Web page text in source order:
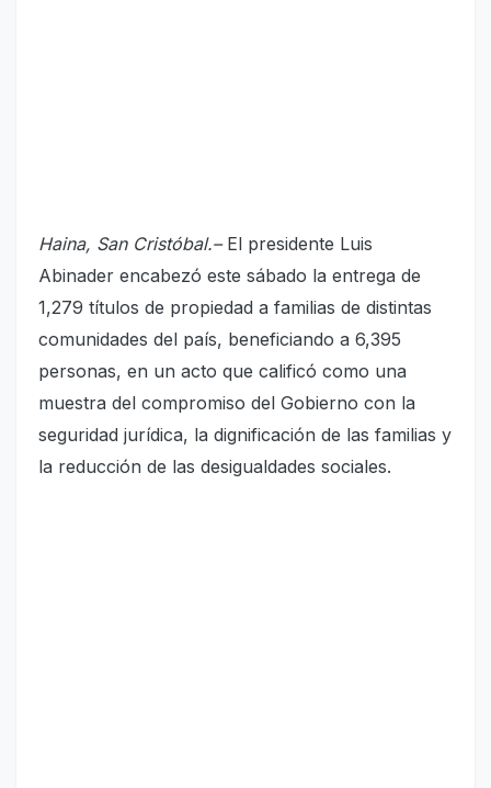
Haina, San Cristóbal.–El presidente Luis
Abinader encabezó este sábado la entrega de
1,279 títulos de propiedad a familias de distintas
comunidades del país, beneficiando a 6,395
personas, en un acto que calificó como una
muestra del compromiso del Gobierno con la
seguridad jurídica, la dignificación de las familias y
la reducción de las desigualdades sociales.